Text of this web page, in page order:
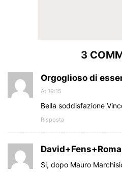
3
Orgoglioso di
At 19:15
Bella soddisfazione
Risposta
David+Fens+Roma
Si, dopo Mauro